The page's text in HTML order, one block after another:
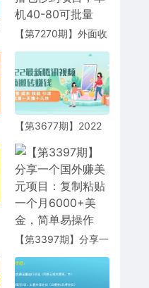
【第7270期】外面收
到项目，单机40-80
可批量
【第3677期】2022
砖赚钱，无需 成本 技
能 引流，实测一天撸
十几块
【第3397期】分享一
复制粘贴一个月
6000+美金，简单易